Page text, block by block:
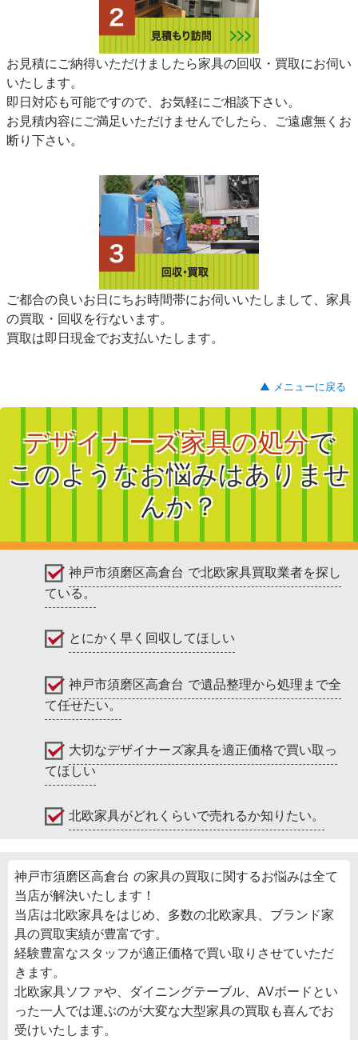
お見積にご納得いただけましたら家具の回収・買取にお伺い
いたします。
即日対応も可能ですので、お気軽にご相談下さい。
お見積内容にご満足いただけませんでしたら、ご遠慮無くお
断り下さい。
ご都合の良いお日にちお時間帯にお伺いいたしまして、家具
の買取・回収を行ないます。
買取は即日現金でお支払いたします。
▲ メニューに戻る
デザイナーズ家具の処分で
このようなお悩みはありませ
んか？
神戸市須磨区高倉台 で北欧家具買取業者を探し
ている。
とにかく早く回収してほしい
神戸市須磨区高倉台 で遺品整理から処理まで全
て任せたい。
大切なデザイナーズ家具を適正価格で買い取っ
てほしい
北欧家具がどれくらいで売れるか知りたい。
神戸市須磨区高倉台 の家具の買取に関するお悩みは全て
当店が解決いたします！
当店は北欧家具をはじめ、多数の北欧家具、ブランド家
具の買取実績が豊富です。
経験豊富なスタッフが適正価格で買い取りさせていただ
きます。
北欧家具ソファや、ダイニングテーブル、AVボードとい
った一人では運ぶのが大変な大型家具の買取も喜んでお
受けいたします。